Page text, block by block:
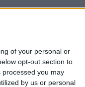
of your personal or
opt-out section to
you may
by us or personal